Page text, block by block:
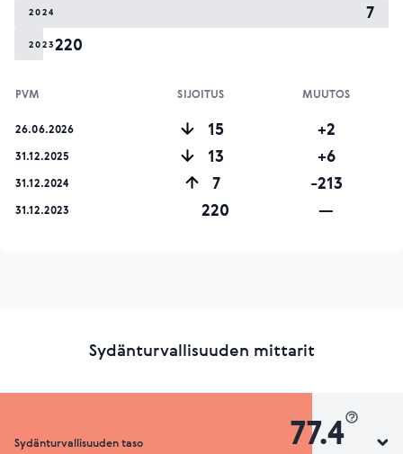
2024 7
2023220
PVM SIJOITUS MUUTOS
26.06.2026 15 +2
31.12.2025 13 +6
31.12.2024 7 -213
31.12.2023 220 —
Sydänturvallisuuden mittarit
Sydänturvallisuuden taso 77.4